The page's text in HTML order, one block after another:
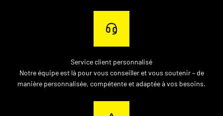
Service client personnalisé
Notre équipe est là pour vous conseiller et vous soutenir – de
manière personnalisée, compétente et adaptée à vos besoins.